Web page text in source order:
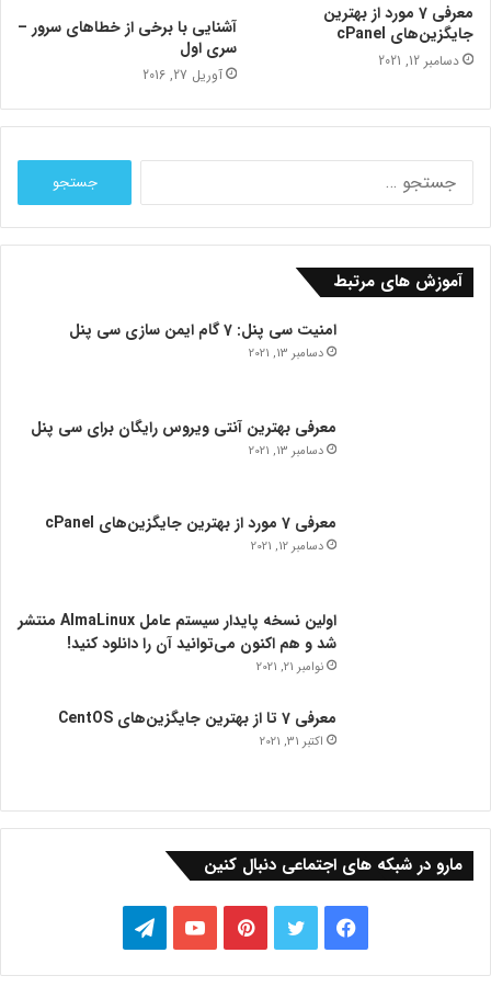
معرفی 7 مورد از بهترین
جایگزین‌های cPanel
دسامبر 12, 2021
آشنایی با برخی از خطاهای سرور –
سری اول
آوریل 27, 2016
جستجو
آموزش های مرتبط
امنیت سی پنل: 7 گام ایمن سازی سی پنل
دسامبر 13, 2021
معرفی بهترین آنتی ویروس رایگان برای سی پنل
دسامبر 13, 2021
معرفی 7 مورد از بهترین جایگزین‌های cPanel
دسامبر 12, 2021
اولین نسخه پایدار سیستم عامل AlmaLinux منتشر
شد و هم اکنون می‌توانید آن را دانلود کنید!
نوامبر 21, 2021
معرفی 7 تا از بهترین جایگزین‌های CentOS
اکتبر 31, 2021
مارو در شبکه های اجتماعی دنبال کنین
فیس
بوک
توییتر‫پین‌ترستیوتیوبتلگرام